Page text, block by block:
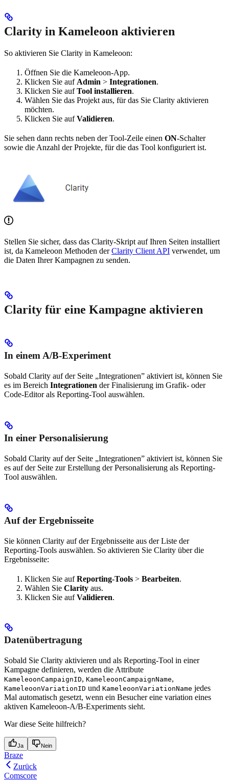
Clarity in Kameleoon aktivieren
So aktivieren Sie Clarity in Kameleoon:
Öffnen Sie die Kameleoon-App.
Klicken Sie auf Admin > Integrationen.
Klicken Sie aufTool installieren.
Wählen Sie das Projekt aus, für das Sie Clarity aktivieren
möchten.
Klicken Sie aufValidieren.
Sie sehen dann rechts neben der Tool-Zeile einen ON-Schalter
sowie die Anzahl der Projekte, für die das Tool konfiguriert ist.
Stellen Sie sicher, dass das Clarity-Skript auf Ihren Seiten installiert
ist, da Kameleoon Methoden derClarity Client API verwendet, um
die Daten Ihrer Kampagnen zu senden.
Clarity für eine Kampagne aktivieren
In einem A/B-Experiment
Sobald Clarity auf der Seite „Integrationen” aktiviert ist, können Sie
es im Bereich Integrationen der Finalisierung im Grafik- oder
Code-Editor als Reporting-Tool auswählen.
In einer Personalisierung
Sobald Clarity auf der Seite „Integrationen” aktiviert ist, können Sie
es auf der Seite zur Erstellung der Personalisierung als Reporting-
Tool auswählen.
Auf der Ergebnisseite
Sie können Clarity auf der Ergebnisseite aus der Liste der
Reporting-Tools auswählen. So aktivieren Sie Clarity über die
Ergebnisseite:
Klicken Sie aufReporting-Tools > Bearbeiten.
Wählen Sie Clarity aus.
Klicken Sie aufValidieren.
Datenübertragung
Sobald Sie Clarity aktivieren und als Reporting-Tool in einer
Kampagne definieren, werden die Attribute
KameleoonCampaignID, KameleoonCampaignName,
KameleoonVariationID und KameleoonVariationName jedes
Mal automatisch gesetzt, wenn ein Besucher eine variation eines
aktiven Kameleoon-A/B-Experiments sieht.
War diese Seite hilfreich?
Ja Nein
Braze
Zurück
Comscore